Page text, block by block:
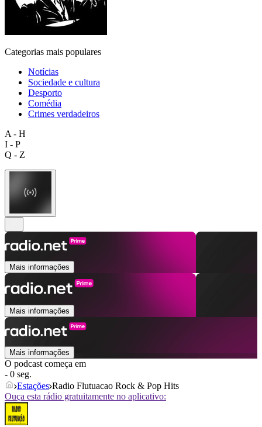
Categorias mais populares
Notícias
Sociedade e cultura
Desporto
Comédia
Crimes verdadeiros
A - H
I - P
Q - Z
Mais informações
Mais informações
Mais informações
O podcast começa em
- 0 seg.
Estações Radio Flutuacao Rock & Pop Hits
Ouça esta rádio gratuitamente no aplicativo: